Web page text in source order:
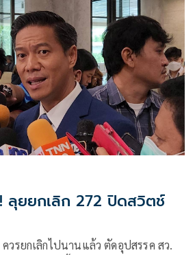
ลุยยกเลิก 272 ปิดสวิตช์
ควรยกเลิกไปนานแล้ว ตัดอุปสรรค สว.